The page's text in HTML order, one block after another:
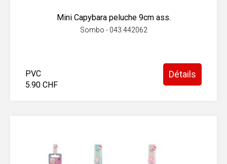
Mini Capybara peluche 9cm ass.
Sombo - 043.442062
PVC
5.90 CHF
Détails